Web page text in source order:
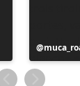
publiée
par